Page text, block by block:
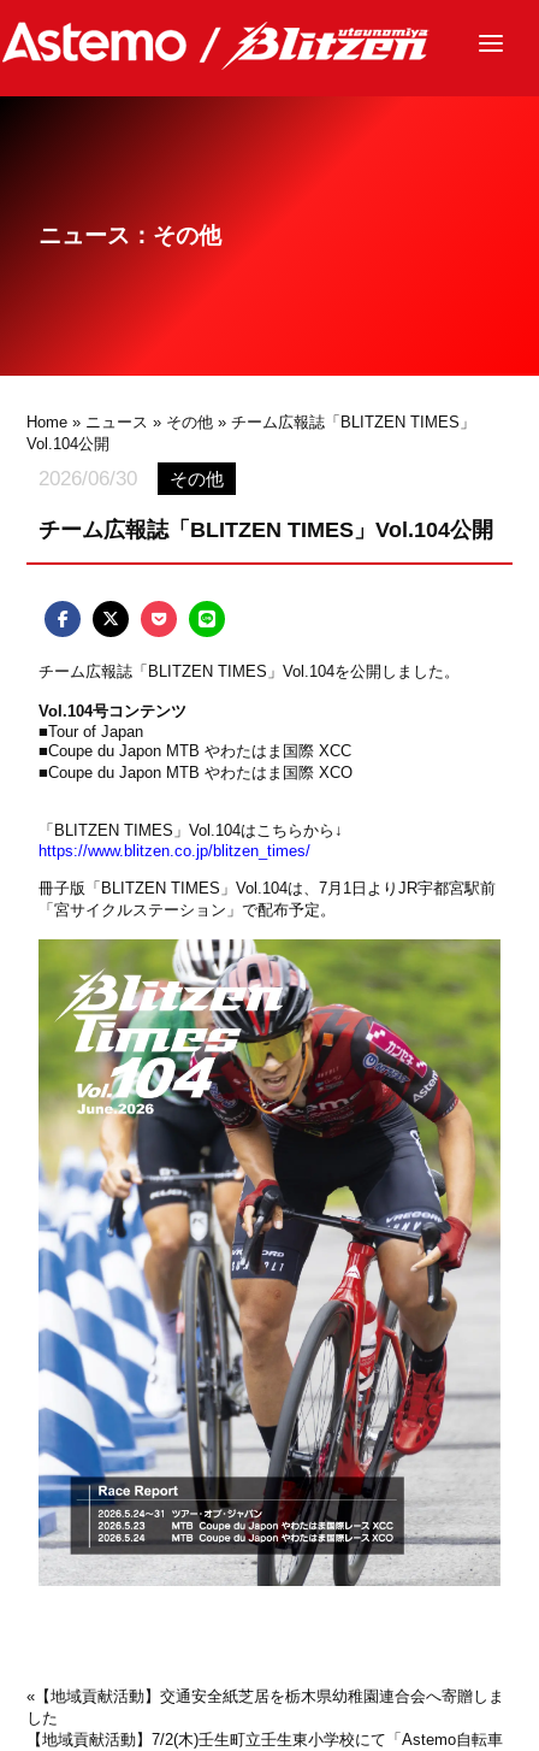
ニュース
グッズ
ニュース：その他
Home » ニュース » その他 » チーム広報誌「BLITZEN TIMES」
Vol.104公開
2026/06/30 その他
チーム広報誌「BLITZEN TIMES」Vol.104公開
チーム広報誌「BLITZEN TIMES」Vol.104を公開しました。
Vol.104号コンテンツ
■Tour of Japan
■Coupe du Japon MTB やわたはま国際 XCC
■Coupe du Japon MTB やわたはま国際 XCO
「BLITZEN TIMES」Vol.104はこちらから↓
https://www.blitzen.co.jp/blitzen_times/
冊子版「BLITZEN TIMES」Vol.104は、7月1日よりJR宇都宮駅前
「宮サイクルステーション 」で配布予定。
« 【地域貢献活動】交通安全紙芝居を栃木県幼稚園連合会へ寄贈しま
した
【地域貢献活動】7/2(木)壬生町立壬生東小学校にて「Astemo自転車